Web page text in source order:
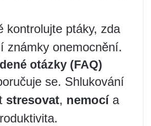
kontrolujte ptáky, zda
známky onemocnění.
otázky (FAQ)
se. Shlukování
stresovat, nemocía